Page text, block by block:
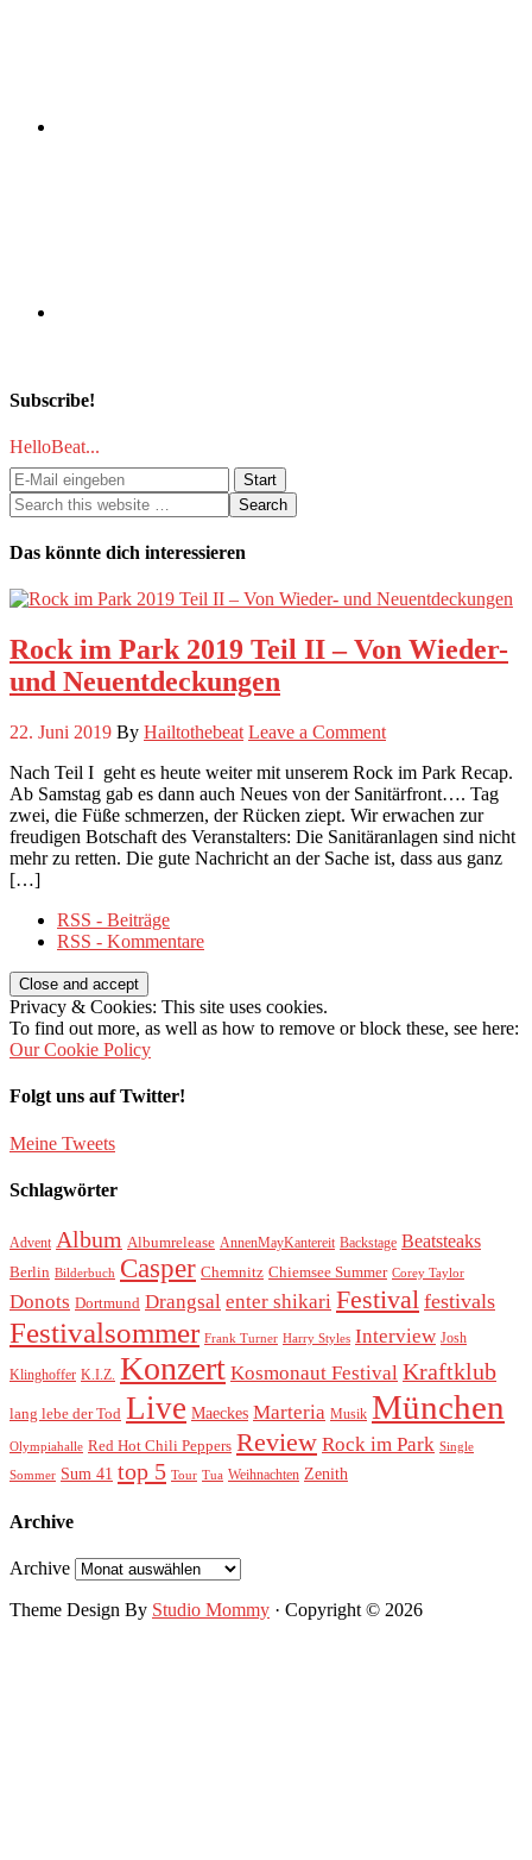
Subscribe!
HelloBeat...
Das könnte dich interessieren
Rock im Park 2019 Teil II – Von Wieder-
und Neuentdeckungen
22. Juni 2019 By Hailtothebeat Leave a Comment
Nach Teil I geht es heute weiter mit unserem Rock im Park Recap.
Ab Samstag gab es dann auch Neues von der Sanitärfront…. Tag
zwei, die Füße schmerzen, der Rücken ziept. Wir erwachen zur
freudigen Botschaft des Veranstalters: Die Sanitäranlagen sind nicht
mehr zu retten. Die gute Nachricht an der Sache ist, dass aus ganz
[…]
RSS - Beiträge
RSS - Kommentare
Privacy & Cookies: This site uses cookies.
To find out more, as well as how to remove or block these, see here:
Our Cookie Policy
Folgt uns auf Twitter!
Meine Tweets
Schlagwörter
Advent Album Albumrelease AnnenMayKantereit Backstage Beatsteaks
Berlin Bilderbuch Casper Chemnitz Chiemsee Summer Corey Taylor
Donots Dortmund Drangsal enter shikari Festival festivals
Festivalsommer Frank Turner Harry Styles Interview Josh
Klinghoffer K.I.Z. Konzert Kosmonaut Festival Kraftklub
lang lebe der Tod Live Maeckes Marteria Musik München
Olympiahalle Red Hot Chili Peppers Review Rock im Park Single
Sommer Sum 41 top 5 Tour Tua Weihnachten Zenith
Archive
Archive
Theme Design By Studio Mommy · Copyright © 2026